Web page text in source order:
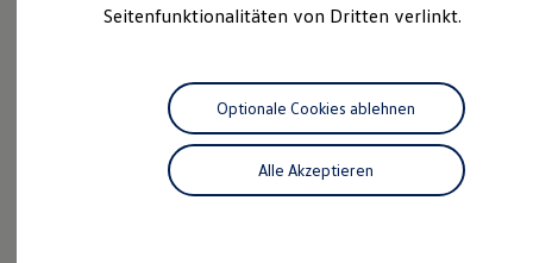
Unser Ansatz
Reichweitensimulator
Ladezeitensimulator
Ladelösungen für Privatkunden
Ladelösungen für Gewerbekunden
Wallbox und Ladekabel
Bidirektionales Laden
NeuwagenNutzfahrzeuge
Seitenfunktionalitäten von Dritten verlinkt.
Alle Akzeptieren
Optionale Cookies ablehnen